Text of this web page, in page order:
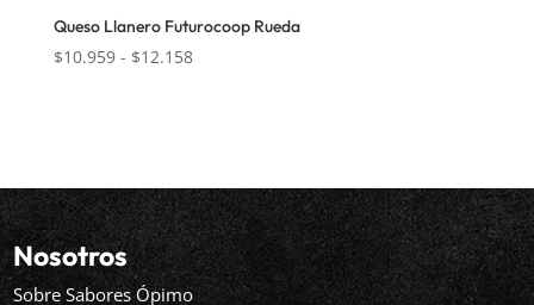
Queso Llanero Futurocoop Rueda
$10.959 - $12.158Rango
hasta
$12.158
Nosotros
Sobre Sabores Ópimo